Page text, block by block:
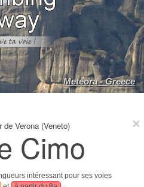
Meteora - Greece
de Verona (Veneto)
Cimo
intéressant pour ses voies